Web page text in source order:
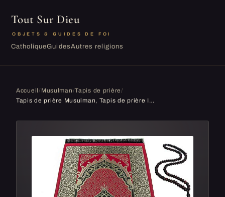
Tout Sur Dieu
OBJETS & GUIDES DE FOI
CatholiqueGuidesAutres religions
Accueil/ Musulman/Tapis de prière/
Tapis de prière Musulman, Tapis de prière Islamique Turc, Excellent Cadeau de Ramadan, Tapis de prière Musulman pour Femme et Homme, Tapis de prière pour musulmans, Tapis Portable